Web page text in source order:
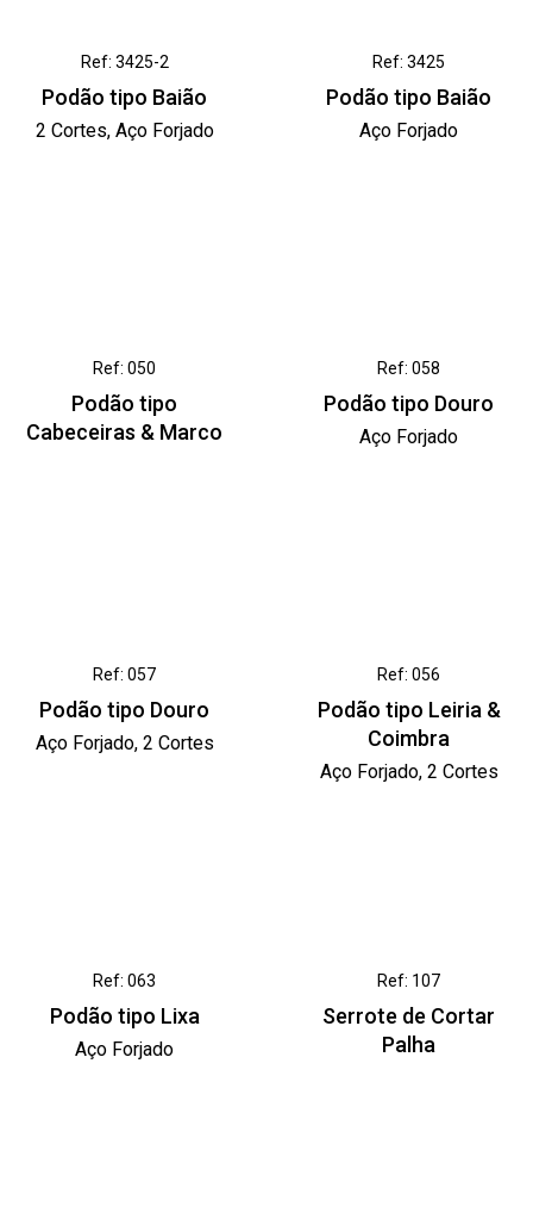
Ref: 3425-2
Podão tipo Baião
2 Cortes, Aço Forjado
Ref: 3425
Podão tipo Baião
Aço Forjado
Ref: 050
Podão tipo
Cabeceiras & Marco
Ref: 058
Podão tipo Douro
Aço Forjado
Ref: 057
Podão tipo Douro
Aço Forjado, 2 Cortes
Ref: 056
Podão tipo Leiria &
Coimbra
Aço Forjado, 2 Cortes
Ref: 063
Podão tipo Lixa
Aço Forjado
Ref: 107
Serrote de Cortar
Palha